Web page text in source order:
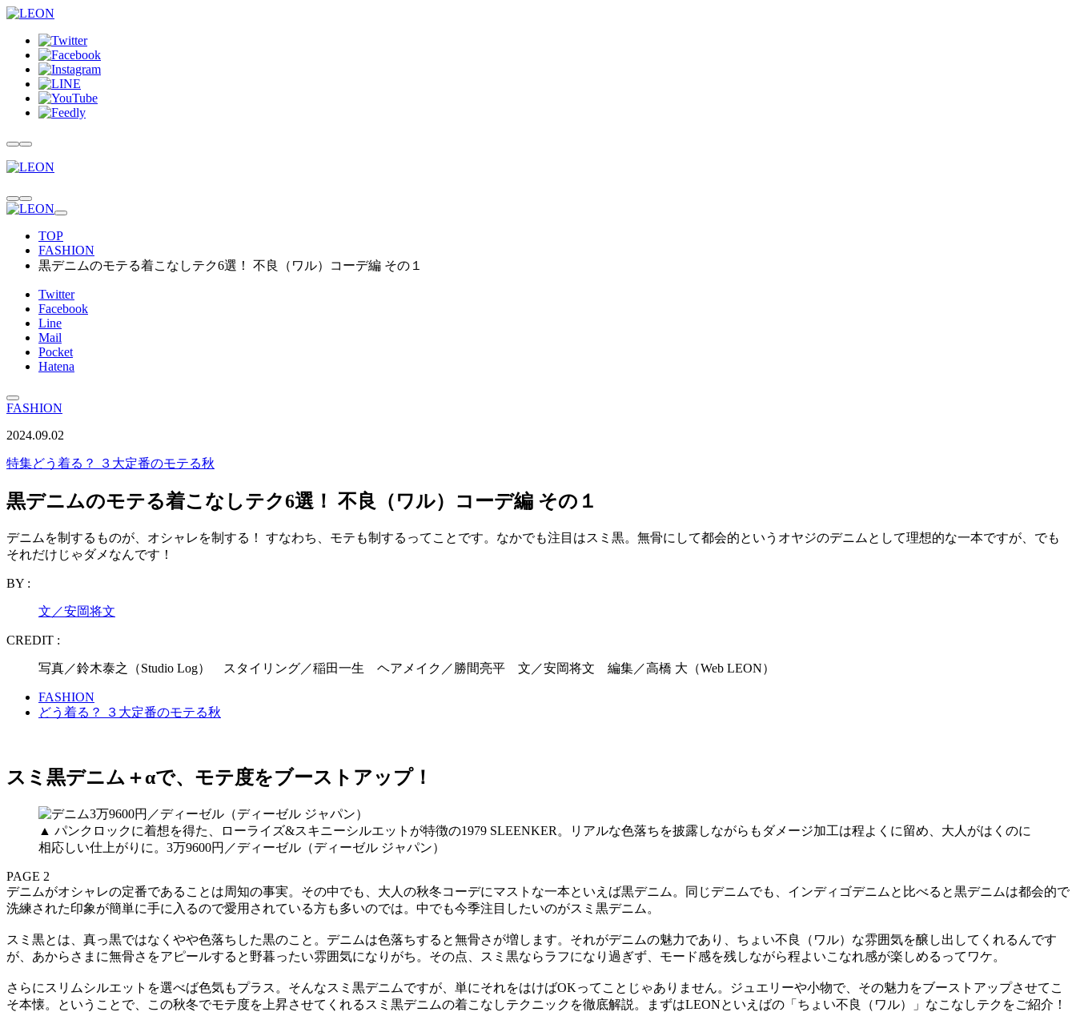
TOP
FASHION
黒デニムのモテる着こなしテク6選！ 不良（ワル）コーデ編 その１
Twitter
Facebook
Line
Mail
Pocket
Hatena
FASHION
2024.09.02
特集どう着る？ ３大定番のモテる秋
黒デニムのモテる着こなしテク6選！ 不良（ワル）コーデ編 その１
デニムを制するものが、オシャレを制する！ すなわち、モテも制するってことです。なかでも注目はスミ黒。無骨にして都会的というオヤジのデニムとして理想的な一本ですが、でも
それだけじゃダメなんです！
BY :
文／安岡将文
CREDIT :
写真／鈴木泰之（Studio Log） スタイリング／稲田一生 ヘアメイク／勝間亮平 文／安岡将文 編集／高橋 大（Web LEON）
FASHION
どう着る？ ３大定番のモテる秋
スミ黒デニム＋αで、モテ度をブーストアップ！
▲ パンクロックに着想を得た、ローライズ&スキニーシルエットが特徴の1979 SLEENKER。リアルな色落ちを披露しながらもダメージ加工は程よくに留め、大人がはくのに
相応しい仕上がりに。3万9600円／ディーゼル（ディーゼル ジャパン）
PAGE 2
デニムがオシャレの定番であることは周知の事実。その中でも、大人の秋冬コーデにマストな一本といえば黒デニム。同じデニムでも、インディゴデニムと比べると黒デニムは都会的で
洗練された印象が簡単に手に入るので愛用されている方も多いのでは。中でも今季注目したいのがスミ黒デニム。
スミ黒とは、真っ黒ではなくやや色落ちした黒のこと。デニムは色落ちすると無骨さが増します。それがデニムの魅力であり、ちょい不良（ワル）な雰囲気を醸し出してくれるんです
が、あからさまに無骨さをアピールすると野暮ったい雰囲気になりがち。その点、スミ黒ならラフになり過ぎず、モード感を残しながら程よいこなれ感が楽しめるってワケ。
さらにスリムシルエットを選べば色気もプラス。そんなスミ黒デニムですが、単にそれをはけばOKってことじゃありません。ジュエリーや小物で、その魅力をブーストアップさせてこ
そ本懐。ということで、この秋冬でモテ度を上昇させてくれるスミ黒デニムの着こなしテクニックを徹底解説。まずはLEONといえばの「ちょい不良（ワル）」なこなしテクをご紹介！